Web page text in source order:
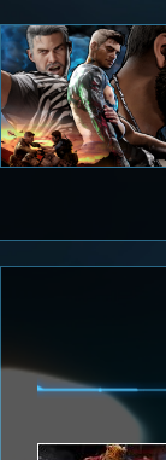
Aller
au
contenu